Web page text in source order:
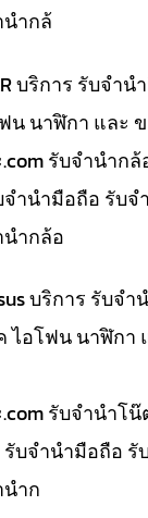
ำกล้
บริการ รับจำ
น นาฬิกา และ
รับจำนำกล้
ำนำมือถือ รับจ
ำกล้อ
บริการ รับจำ
ไอโฟน นาฬิกา
รับจำนำโน๊
บจำนำมือถือ
ำก